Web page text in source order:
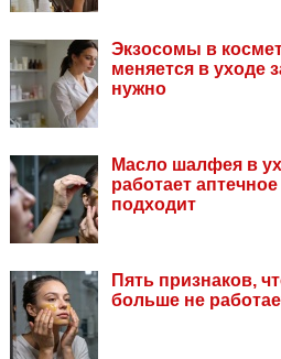
Экзосомы в
меняется в уходе
нужно
Масло шалфея в
работает
подходит
Пять признаков,
больше не